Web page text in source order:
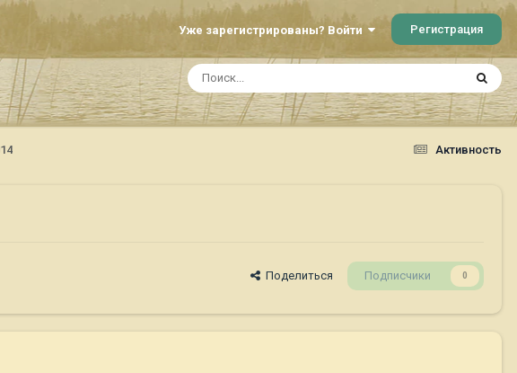
Уже зарегистрированы? Войти Регистрация
Активность
Поделиться Подписчики 0